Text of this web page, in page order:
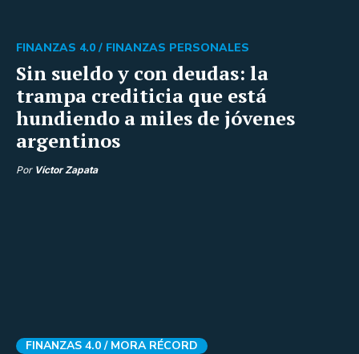
Sin sueldo y con deudas: la
trampa crediticia que está
hundiendo a miles de jóvenes
argentinos
FINANZAS 4.0 / FINANZAS PERSONALES
Por Víctor Zapata
FINANZAS 4.0 / MORA RÉCORD